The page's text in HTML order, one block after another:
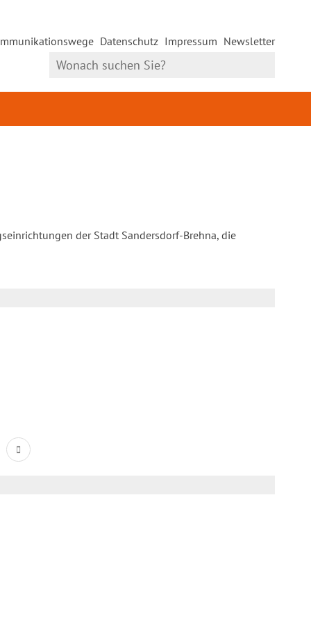
Datenschutz Impressum Newsletter
der Stadt Sandersdorf-Brehna, die